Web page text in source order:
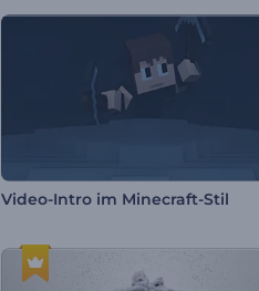
Video-Intro im Minecraft-Stil